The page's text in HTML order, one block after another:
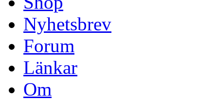
Nyhetsbrev
Forum
Länkar
Om